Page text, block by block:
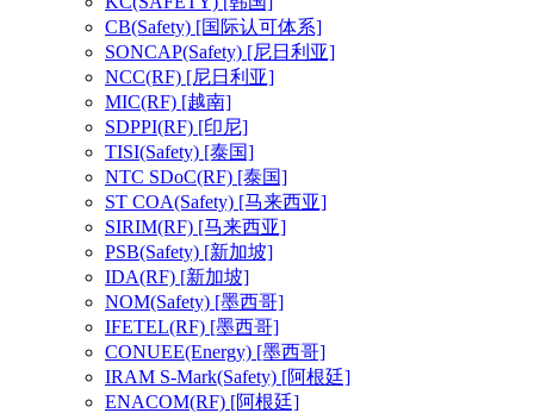
CB(Safety) [国际认可体系]
SONCAP(Safety) [尼日利亚]
NCC(RF) [尼日利亚]
MIC(RF) [越南]
SDPPI(RF) [印尼]
TISI(Safety) [泰国]
NTC SDoC(RF) [泰国]
ST COA(Safety) [马来西亚]
SIRIM(RF) [马来西亚]
PSB(Safety) [新加坡]
IDA(RF) [新加坡]
NOM(Safety) [墨西哥]
IFETEL(RF) [墨西哥]
CONUEE(Energy) [墨西哥]
IRAM S-Mark(Safety) [阿根廷]
ENACOM(RF) [阿根廷]